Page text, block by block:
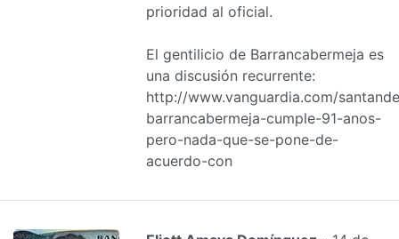
prioridad al oficial.
El gentilicio de Barrancabermeja es
una discusión recurrente:
http://www.vanguardia.com/
barrancabermeja-cumple-91-anos-
pero-nada-que-se-pone-de-
acuerdo-con